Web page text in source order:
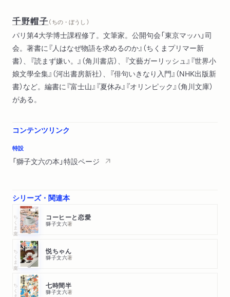
千野帽子（ ちの・ぼうし ）
パリ第4大学博士課程修了。文筆家。公開句会「東京マッハ」司
会。著書に『人はなぜ物語を求めるのか』（ちくまプリマー新
書）、『読まず嫌い。』（角川書店）、『文藝ガーリッシュ』『世界小
娘文學全集』（河出書房新社）、『俳句いきなり入門』（NHK出版新
書）など。編書に『富士山』『夏休み』『オリンピック』（角川文庫）
がある。
コンテンツリンク
特設
「獅子文六の本」特設ページ
シリーズ・関連本
ちくま文庫 コーヒーと恋愛
獅子文六著
ちくま文庫 悦ちゃん
獅子文六著
ちくま文庫 七時間半
獅子文六著